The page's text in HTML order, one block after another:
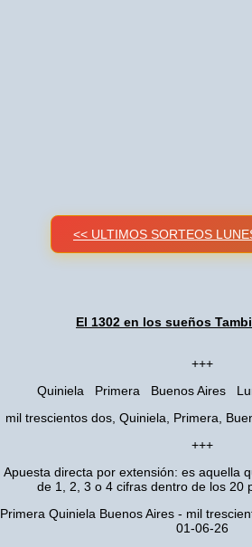
<< ULTIMOS SORTEOS
El 1302 en los sueños
+++
Quiniela Primera Buenos Aires
mil trescientos dos, Quiniela, Primera,
+++
Apuesta directa por extensión: es aquella
de 1, 2, 3 o 4 cifras dentro de los 20
Primera Quiniela Buenos Aires - mil
01-06-26